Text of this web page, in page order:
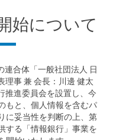
始について
合体「一般社団法人 日
理事 兼 会長：川邊 健太
推進委員会を設置し、今
もと、個人情報を含むパ
に妥当性を判断の上、第
する「情報銀行」事業を